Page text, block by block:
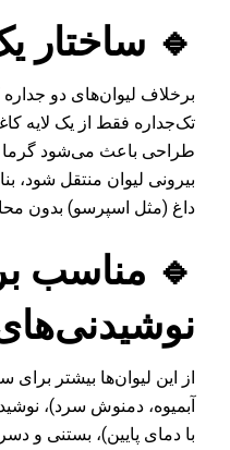
🔹 ساختار
برخلاف لیوان‌های دو جداره
تک‌جداره فقط از یک لایه
طراحی باعث می‌شود گرما
بیرونی لیوان منتقل شود،
داغ (مثل اسپرسو) بدون
🔹 مناسب
از این لیوان‌ها بیشتر
آبمیوه، دمنوش سرد)،
با دمای پایین)، بستنی و